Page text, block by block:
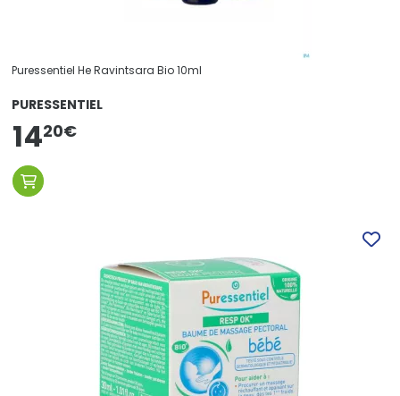
Puressentiel He Ravintsara Bio 10ml
PURESSENTIEL
1420€